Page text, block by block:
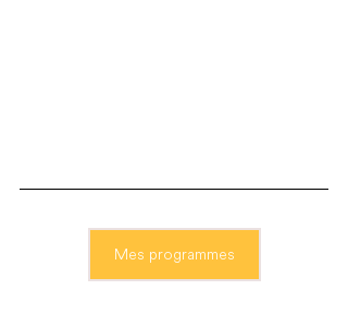
Mes programmes